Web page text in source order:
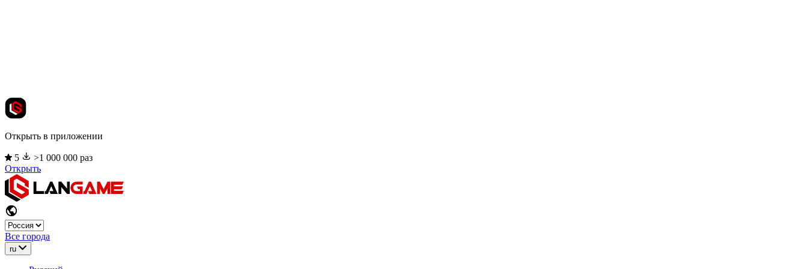
Открыть в приложении
5
>1 000 000 раз
Открыть
Все города
ru